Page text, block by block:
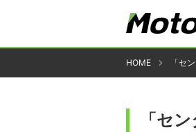
HOME 「セ
「セ